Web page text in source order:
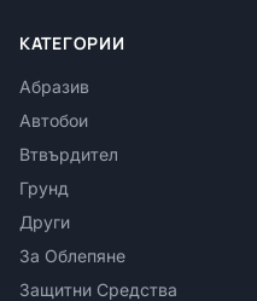
КАТЕГОРИИ
Абразив
Автобои
Втвърдител
Грунд
Други
За Облепяне
Защитни Средства